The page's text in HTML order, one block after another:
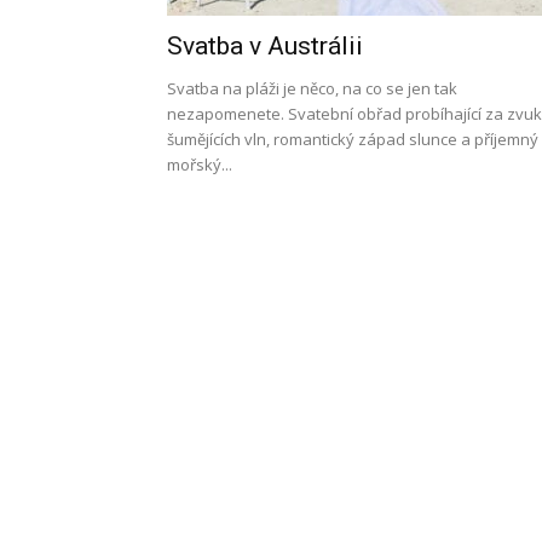
Svatba v Austrálii
Svatba na pláži je něco, na co se jen tak
nezapomenete. Svatební obřad probíhající za
šumějících vln, romantický západ slunce a příjemný
mořský...